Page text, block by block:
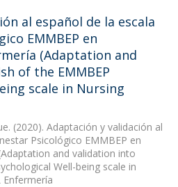
al español de la escala
EMMBEP en
(Adaptation and
of the EMMBEP
scale in Nursing
(2020). Adaptación y validación al
Psicológico EMMBEP en
and validation into
Well-being scale in
Enfermería